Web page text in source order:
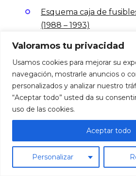
Valoramos tu privacidad
Usamos cookies para mejorar su
navegación, mostrarle anuncios o
personalizados y analizar nuestro
“Aceptar todo” usted da su
uso de las cookies.
Personalizar
Aceptar todo
Esquema caja de
(1988 – 1993)
Esquema caja de
Esquema caja de
(2014 – 2015)
Esquema caja de
(2012 – 2013)
(2008 – 2011)
Esquema caja de